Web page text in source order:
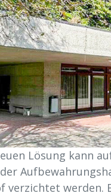
Lösung kann
verzichtet werden.